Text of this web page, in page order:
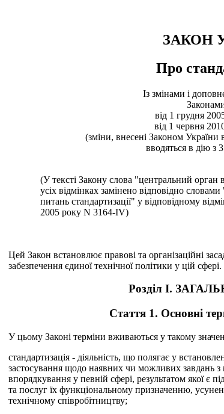
ЗАКОН
Про
Із змінами і
від 1 грудня
від 1 червня
(зміни, внесені Законом
вводяться в дію з
(У тексті Закону слова "центральний орган
усіх відмінках замінено відповідно
питань стандартизації" у відповідному
2005 року N 3164-IV)
Цей Закон встановлює правові та організаційні
забезпечення єдиної технічної політики у цій сфері.
Розділ I.
Стаття 1. Основні
У цьому Законі терміни вживаються у такому
стандартизація - діяльність, що полягає у
застосування щодо наявних чи можливих завдань
впорядкування у певній сфері, результатом якої є
та послуг їх функціональному призначенню,
технічному співробітництву;